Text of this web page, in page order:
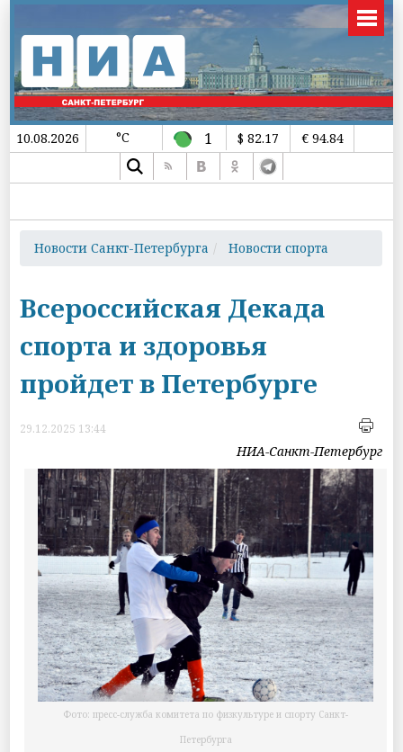
10.08.2026 °C 1 $ 82.17 € 94.84
Новости Санкт-Петербурга Новости спорта
Всероссийская Декада
спорта и здоровья
пройдет в Петербурге
29.12.2025 13:44
НИА-Санкт-Петербург
Фото: пресс-служба комитета по физкультуре и спорту Санкт-
Петербурга